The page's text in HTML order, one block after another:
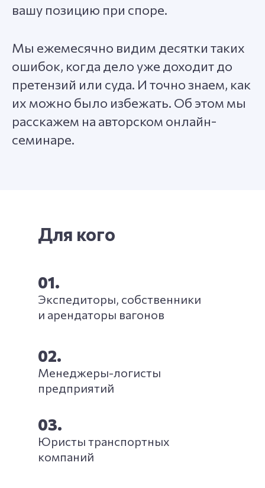
вашу позицию при споре.
Мы ежемесячно видим десятки таких
ошибок, когда дело уже доходит до
претензий или суда. И точно знаем, как
их можно было избежать. Об этом мы
расскажем на авторском онлайн-
семинаре.
02.
Менеджеры-логисты
предприятий
01.
Экспедиторы, собственники
и арендаторы вагонов
Для кого
03.
Юристы транспортных
компаний